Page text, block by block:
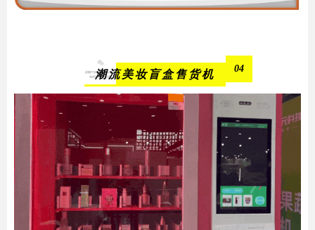
潮流美妆盲盒售货机 04